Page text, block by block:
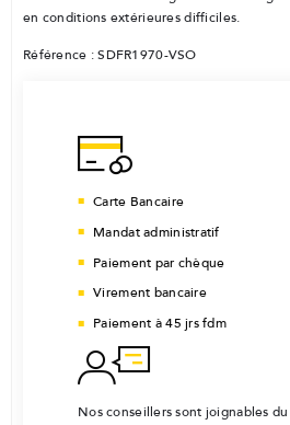
en conditions extérieures difficiles.
Référence : SDFR1970-VSO
Carte Bancaire
Mandat administratif
Paiement par chèque
Virement bancaire
Paiement à 45 jrs fdm
Nos conseillers sont joignables